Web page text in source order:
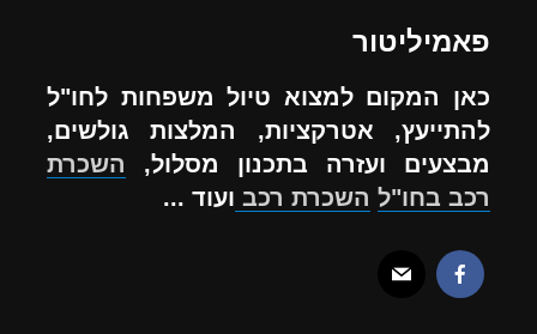
פאמיליטור
כאן המקום למצוא טיול משפחות לחו"ל
להתייעץ, אטרקציות, המלצות גולשים,
מבצעים ועזרה בתכנון מסלול, השכרת
רכב בחו"ל השכרת רכב ועוד ...